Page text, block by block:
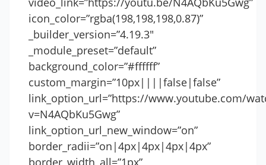
icon_color=”rgba(198,198,198,0.87)”
_builder_version=”4.19.3″
_module_preset=”default”
background_color=”#ffffff”
custom_margin=”10px||||false|false”
link_option_url=”https://www.youtube.com/
v=N4AQbKu5Gwg”
link_option_url_new_window=”on”
border_radii=”on|4px|4px|4px|4px”
border_width_all=”1px”